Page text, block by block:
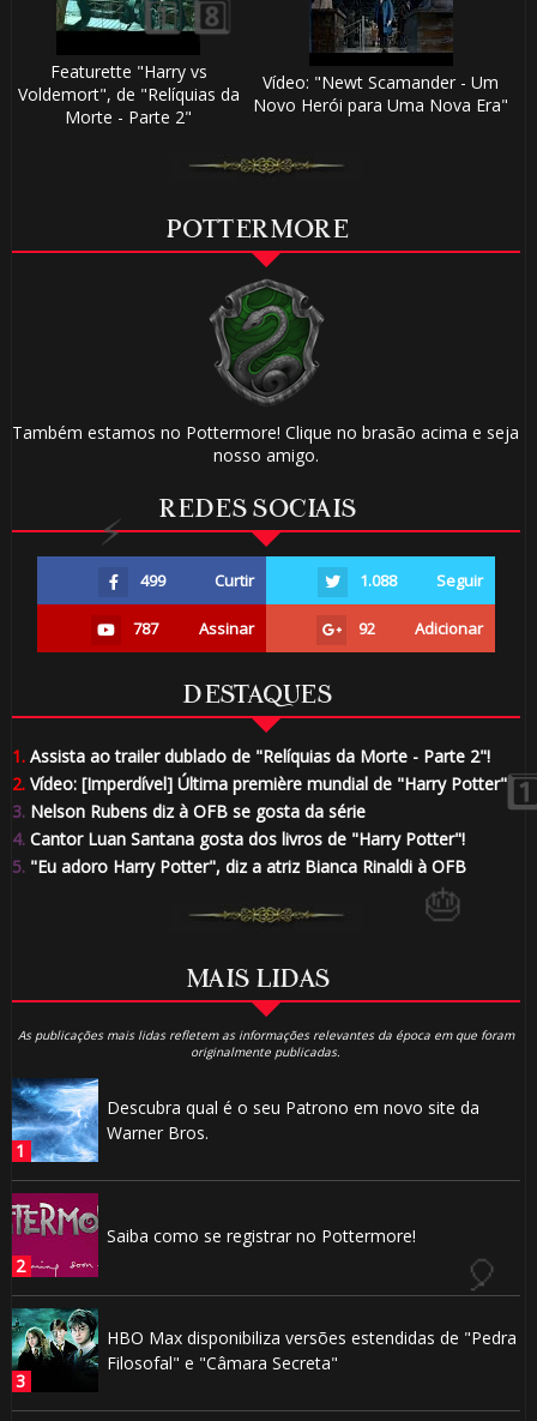
Featurette "Harry vs
Voldemort", de "Relíquias da
Morte - Parte 2"
Vídeo: "Newt Scamander - Um
Novo Herói para Uma Nova Era"
POTTERMORE
Também estamos no Pottermore! Clique no brasão acima e seja
nosso amigo.
REDES SOCIAIS
499 Curtir 1.088 Seguir
787 Assinar 92 Adicionar
DESTAQUES
1.Assista ao trailer dublado de "Relíquias da Morte - Parte 2"!
2.Vídeo: [Imperdível] Última première mundial de "Harry Potter"
3.Nelson Rubens diz à OFB se gosta da série
4.Cantor Luan Santana gosta dos livros de "Harry Potter"!
5."Eu adoro Harry Potter", diz a atriz Bianca Rinaldi à OFB
MAIS LIDAS
As publicações mais lidas refletem as informações relevantes da época em que foram
originalmente publicadas.
Descubra qual é o seu Patrono em novo site da
Warner Bros.
Saiba como se registrar no Pottermore!
HBO Max disponibiliza versões estendidas de "Pedra
Filosofal" e "Câmara Secreta"
🎈
⚡
1️⃣